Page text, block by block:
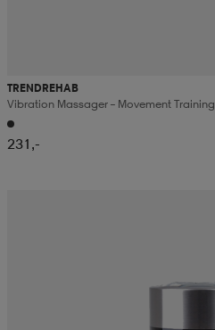
TRENDREHAB
Vibration Massager – Movement Training
231,-